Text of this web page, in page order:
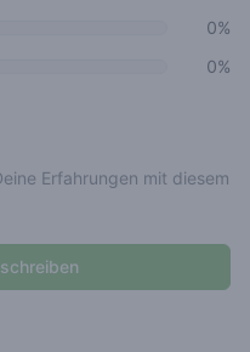
0%
0%
Erfahrungen mit diesem